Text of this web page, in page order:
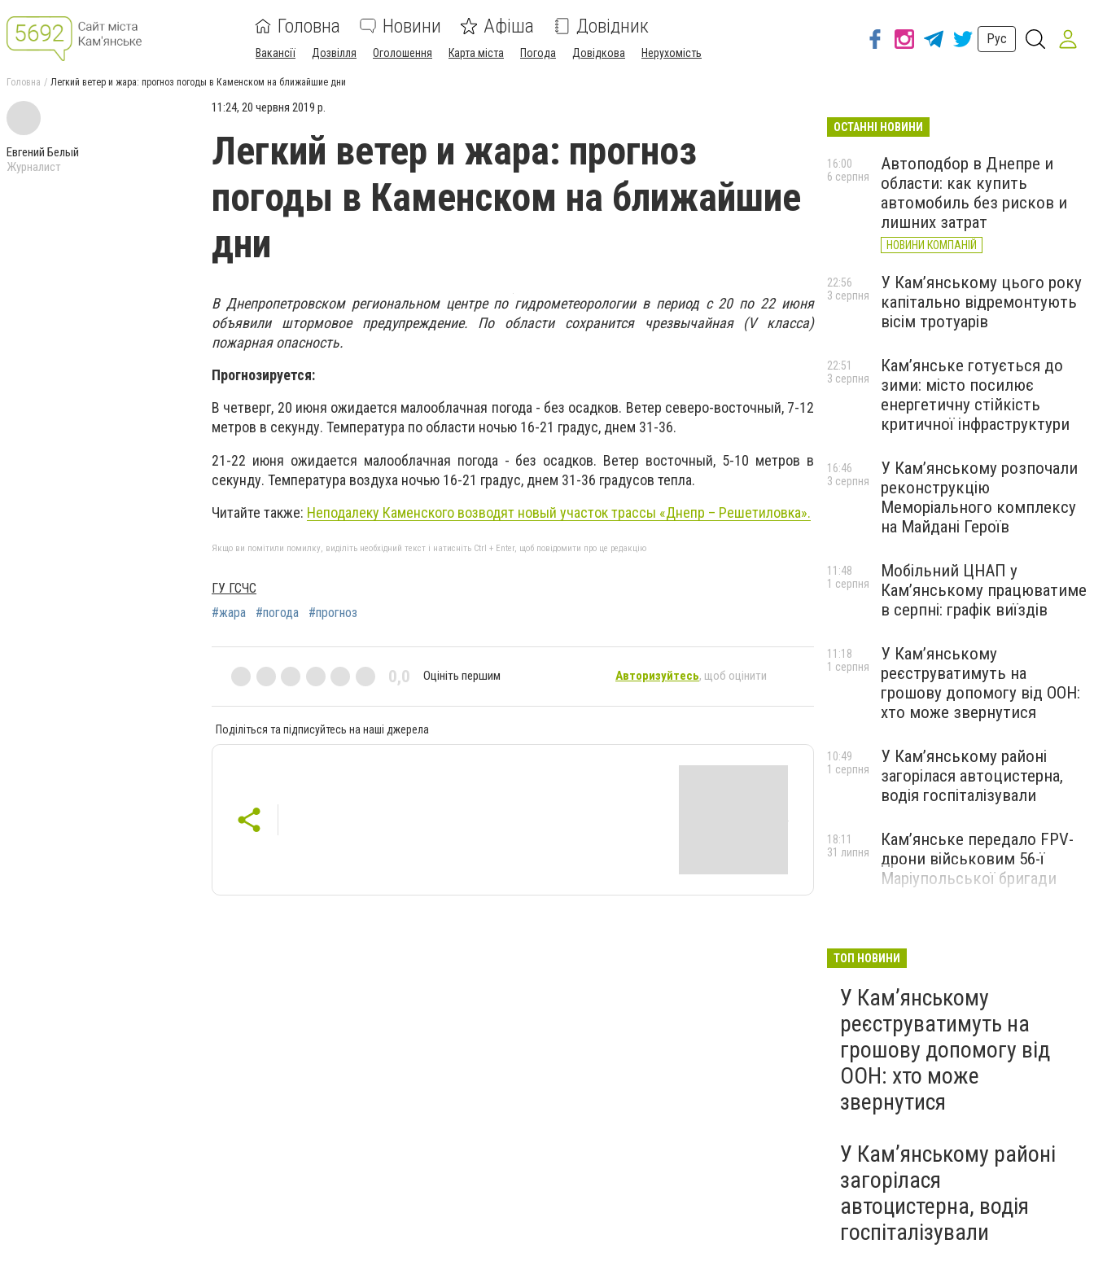
Головна Новини Афіша Довідник
Вакансії Дозвілля Оголошення Карта міста Погода Довідкова Нерухомість
Рус
Головна Легкий ветер и жара: прогноз погоды в Каменском на ближайшие дни
Евгений Белый
Журналист
11:24, 20 червня 2019 р.
Легкий ветер и жара: прогноз
погоды в Каменском на ближайшие
дни
В Днепропетровском региональном центре по гидрометеорологии в период с 20 по 22 июня
объявили штормовое предупреждение. По области сохранится чрезвычайная (V класса)
пожарная опасность.
Прогнозируется:
В четверг, 20 июня ожидается малооблачная погода - без осадков. Ветер северо-восточный, 7-12
метров в секунду. Температура по области ночью 16-21 градус, днем ​​31-36.
21-22 июня ожидается малооблачная погода - без осадков. Ветер восточный, 5-10 метров в
секунду. Температура воздуха ночью 16-21 градус, днем ​​31-36 градусов тепла.
Читайте также: Неподалеку Каменского возводят новый участок трассы «Днепр – Решетиловка».
Якщо ви помітили помилку, виділіть необхідний текст і натисніть Ctrl + Enter, щоб повідомити про це редакцію
ГУ ГСЧС
#жара
#погода #прогноз
0,0 Оцініть першим Авторизуйтесь, щоб оцінити
Поділіться та підписуйтесь на наші джерела
ОСТАННІ НОВИНИ
Автоподбор в Днепре и
области: как купить
автомобиль без рисков и
лишних затрат
НОВИНИ КОМПАНІЙ
16:00
6 серпня
У Кам’янському цього року
капітально відремонтують
вісім тротуарів
22:56
3 серпня
Кам’янське готується до
зими: місто посилює
енергетичну стійкість
критичної інфраструктури
22:51
3 серпня
У Кам’янському розпочали
реконструкцію
Меморіального комплексу
на Майдані Героїв
16:46
3 серпня
Мобільний ЦНАП у
Кам’янському працюватиме
в серпні: графік виїздів
11:48
1 серпня
У Кам’янському
реєструватимуть на
грошову допомогу від ООН:
хто може звернутися
11:18
1 серпня
У Кам’янському районі
загорілася автоцистерна,
водія госпіталізували
10:49
1 серпня
Кам’янське передало FPV-
дрони військовим 56-ї
Маріупольської бригади
18:11
31 липня
ТОП НОВИНИ
У Кам’янському
реєструватимуть на
грошову допомогу від
ООН: хто може
звернутися
У Кам’янському районі
загорілася
автоцистерна, водія
госпіталізували